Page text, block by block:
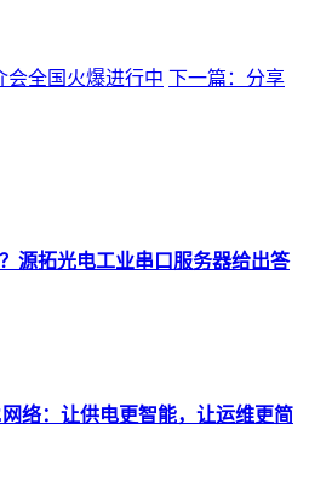
会全国火爆进行中 下一篇：分享
源拓光电工业串口服务器给出答
络：让供电更智能，让运维更简